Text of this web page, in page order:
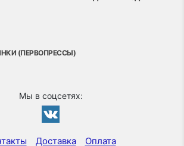
(ПЕРВОПРЕССЫ)
Мы в соцсетях:
Доставка Оплата